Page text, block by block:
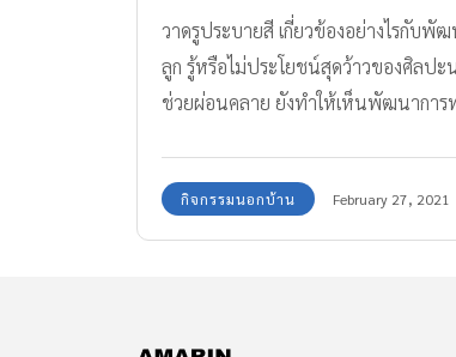
วาดรูประบายสี เกี่ยวข้องอย่างไรกับพั
ลูก รู้หรือไม่ประโยชน์สุดว้าวของศิลปะ
ช่วยผ่อนคลาย ยังทำให้เห็นพัฒนาการ
กิจกรรมนอกบ้าน February 27, 2021